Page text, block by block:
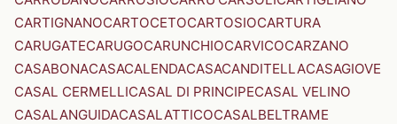
CARTIGNANOCARTOCETOCARTOSIOCARTURA
CARUGATECARUGOCARUNCHIOCARVICOCARZANO
CASABONACASACALENDACASACANDITELLACASAGIOVE
CASAL CERMELLICASAL DI PRINCIPECASAL VELINO
CASALANGUIDACASALATTICOCASALBELTRAME